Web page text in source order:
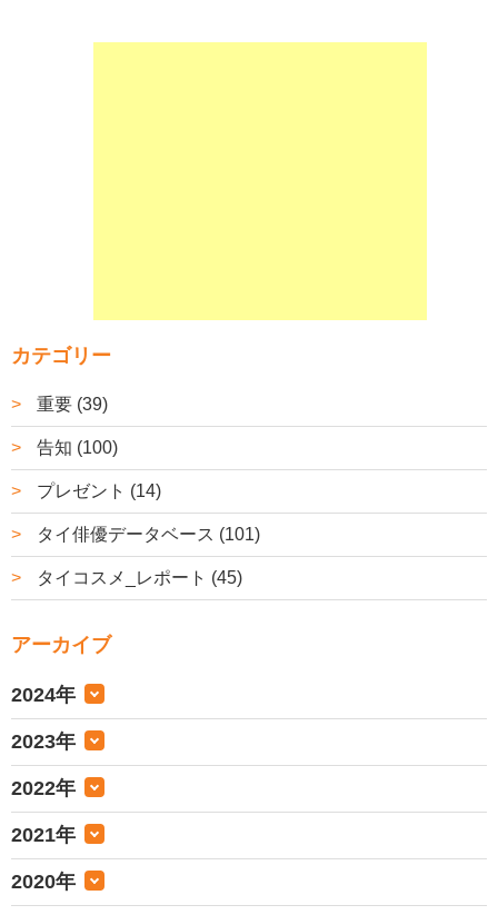
カテゴリー
重要 (39)
告知 (100)
プレゼント (14)
タイ俳優データベース (101)
タイコスメ_レポート (45)
アーカイブ
2024年
2023年
2022年
2021年
2020年